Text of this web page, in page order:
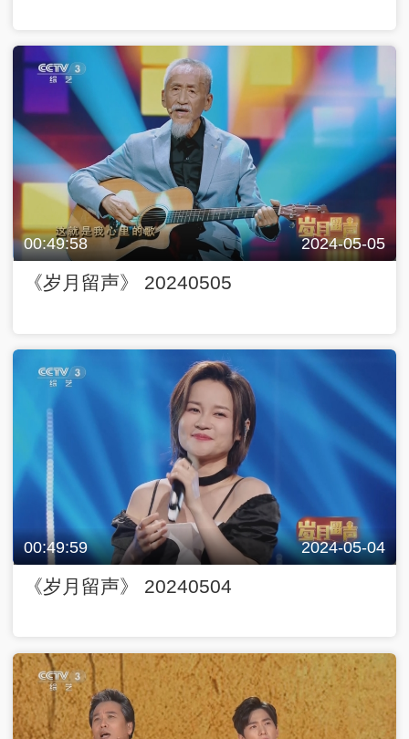
00:49:58 2024-05-05
《岁月留声》 20240505
00:49:59 2024-05-04
《岁月留声》 20240504